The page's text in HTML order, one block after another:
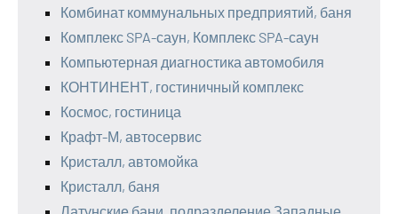
Комбинат коммунальных предприятий, баня
Комплекс SPA-саун, Комплекс SPA-саун
Компьютерная диагностика автомобиля
КОНТИНЕНТ, гостиничный комплекс
Космос, гостиница
Крафт-М, автосервис
Кристалл, автомойка
Кристалл, баня